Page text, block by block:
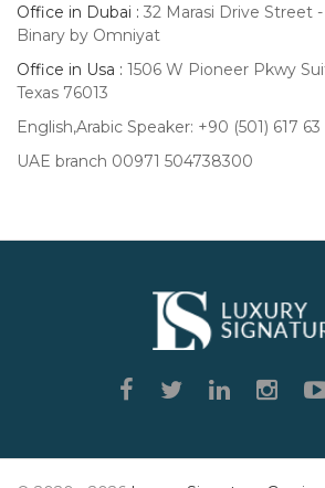
Office in Dubai : 32 Marasi Drive Street
Binary by Omniyat
Office in Usa : 1506 W Pioneer Pkwy
Texas 76013
English,Arabic Speaker: +90 (501) 617 63
UAE branch 00971 504738300